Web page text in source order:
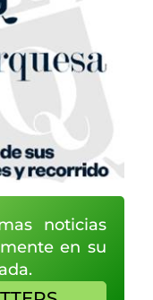
noticias
en su